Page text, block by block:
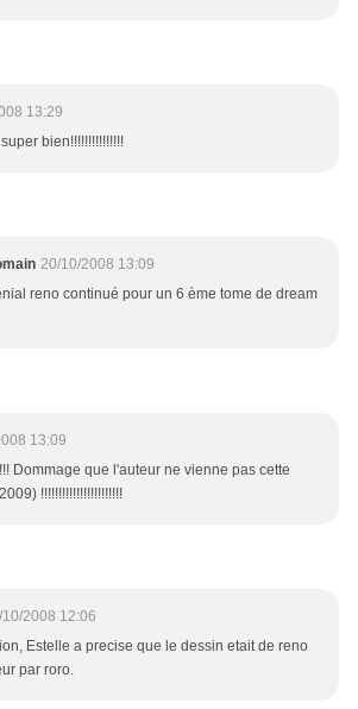
13:29
bien!!!!!!!!!!!!!!!
20/10/2008 13:09
reno continué pour un 6 ème tome de dream
13:09
Dommage que l'auteur ne vienne pas cette
!!!!!!!!!!!!!!!!!!!!!!!
10/2008 12:06
Estelle a precise que le dessin etait de reno
par roro.